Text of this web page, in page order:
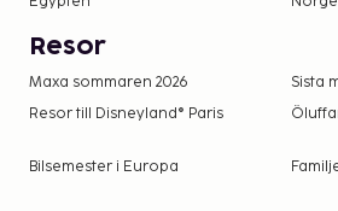
Stadsskatt: Från 1 april
för vuxna. EUR 1.33 per
Vi har listat alla
Resor
Maxa sommaren 2026 Sista
Resor till Disneyland® Paris
Bilsemester i Europa